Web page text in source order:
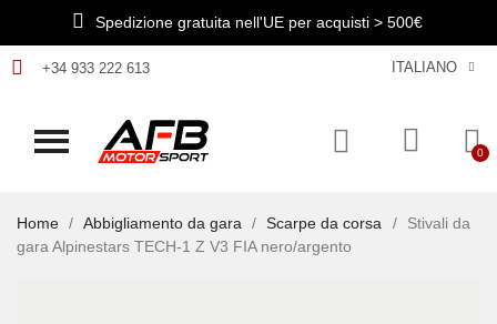
Spedizione gratuita nell'UE per acquisti > 500€
+34 933 222 613 ITALIANO
Home Abbigliamento da gara Scarpe da corsa
Stivali da
gara Alpinestars TECH-1 Z V3 FIA nero/argento